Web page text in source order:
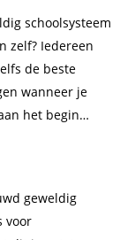
schoolsysteem
zelf? Iedereen
de beste
wanneer je
het begin…
geweldig
voor